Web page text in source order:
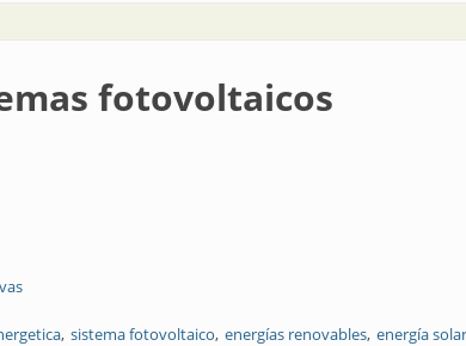
fotovoltaicos
sistema fotovoltaico energías renovables energía solar